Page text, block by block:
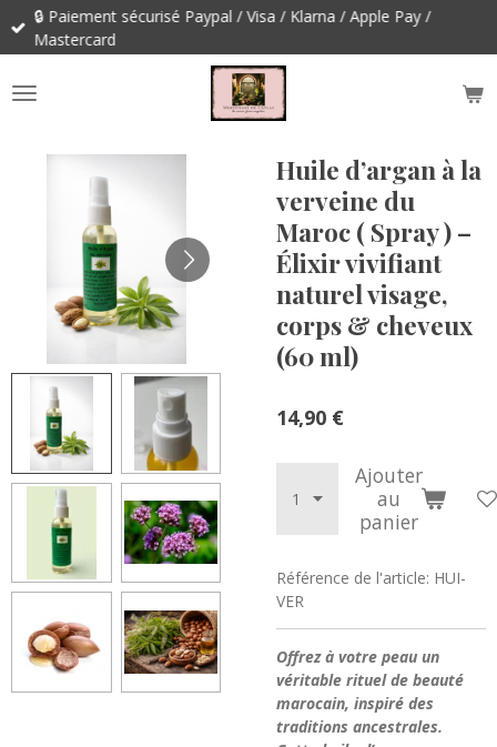
Passer
principal
🔒 Paiement sécurisé Paypal / Visa / Klarna / Apple Pay /
Mastercard
Huile d’argan à la
verveine du
Maroc ( Spray ) –
Élixir vivifiant
naturel visage,
corps & cheveux
(60 ml)
14,90 €
Ajouter
au
panier
Référence de l'article: HUI-
VER
Offrez à votre peau un
véritable rituel de beauté
marocain, inspiré des
traditions ancestrales.